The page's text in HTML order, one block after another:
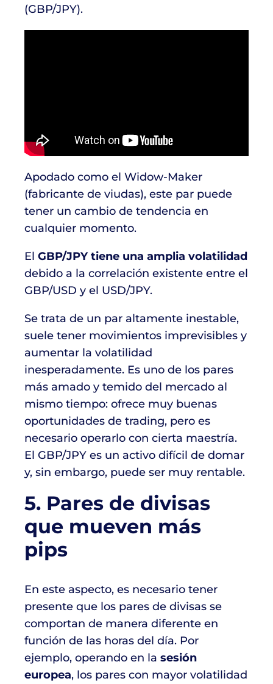
(GBP/JPY).
Apodado como el Widow-Maker
(fabricante de viudas), este par puede
tener un cambio de tendencia en
cualquier momento.
El GBP/JPY tiene una amplia volatilidad
debido a la correlación existente entre el
GBP/USD y el USD/JPY.
Se trata de un par altamente inestable,
suele tener movimientos imprevisibles y
aumentar la volatilidad
inesperadamente. Es uno de los pares
más amado y temido del mercado al
mismo tiempo: ofrece muy buenas
oportunidades de trading, pero es
necesario operarlo con cierta maestría.
El GBP/JPY es un activo difícil de domar
y, sin embargo, puede ser muy rentable.
5. Pares de divisas
que mueven más
pips
En este aspecto, es necesario tener
presente que los pares de divisas se
comportan de manera diferente en
función de las horas del día. Por
ejemplo, operando en la sesión
europea, los pares con mayor volatilidad